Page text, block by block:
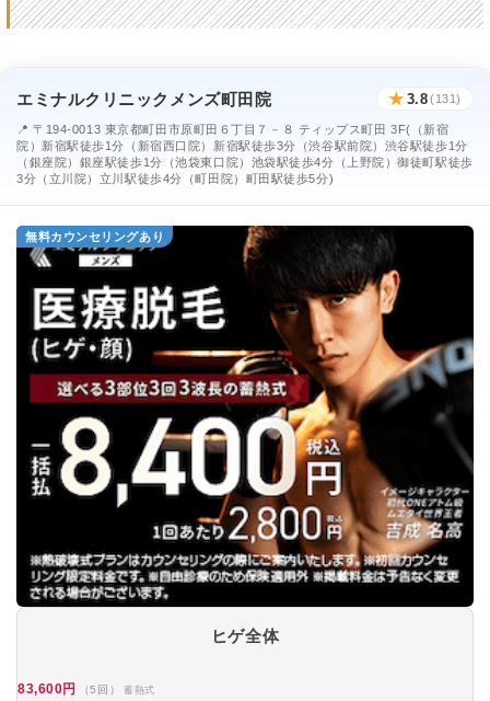
エミナルクリニックメンズ町田院 ★ 3.8(131)
📍 〒194-0013 東京都町田市原町田６丁目７－８ ティップス町田 3F(（新宿
院）新宿駅徒歩1分（新宿西口院）新宿駅徒歩3分（渋谷駅前院）渋谷駅徒歩1分
（銀座院）銀座駅徒歩1分（池袋東口院）池袋駅徒歩4分（上野院）御徒町駅徒歩
3分（立川院）立川駅徒歩4分（町田院）町田駅徒歩5分)
無料カウンセリングあり
ヒゲ全体
83,600円 （5回） 蓄熱式